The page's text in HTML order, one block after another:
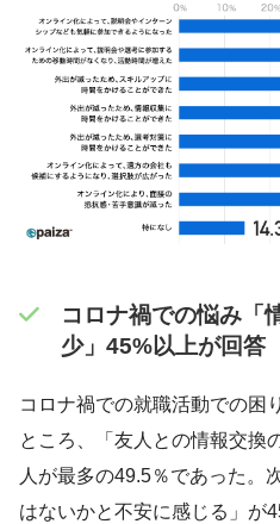
コロナ禍での悩み「
少」45%以上が回答
コロナ禍での就職活動での困
ところ、「友人との情報交換
人が最多の49.5％であった。
はないかと不安に感じる」が